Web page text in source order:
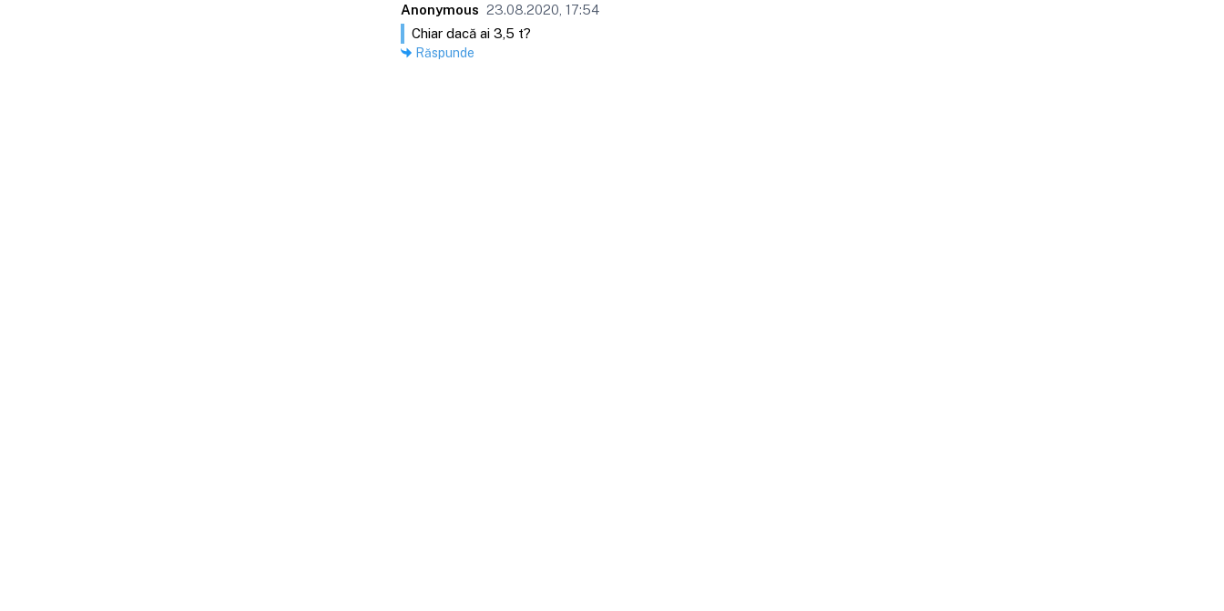
Anonymous 23.08.2020, 17:54
Chiar dacă ai 3,5 t?
Răspunde